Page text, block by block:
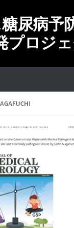
尿病予
プロジ
て
プロフィール